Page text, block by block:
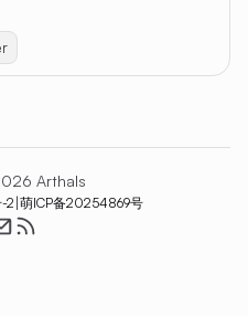
Arthals
2 |萌ICP备20254869号